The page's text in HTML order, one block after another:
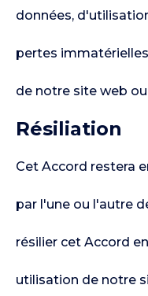
données,
pertes
de notre site web
Résiliation
Cet Accord restera
par l'une ou l'autre
résilier cet Accord
utilisation de notre